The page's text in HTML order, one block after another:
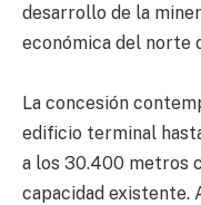
desarrollo de la
económica del norte
La concesión
edificio terminal
a los 30.400 metros
capacidad existente.